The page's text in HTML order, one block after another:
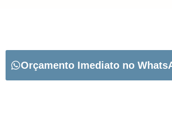
Orçamento Imediato no